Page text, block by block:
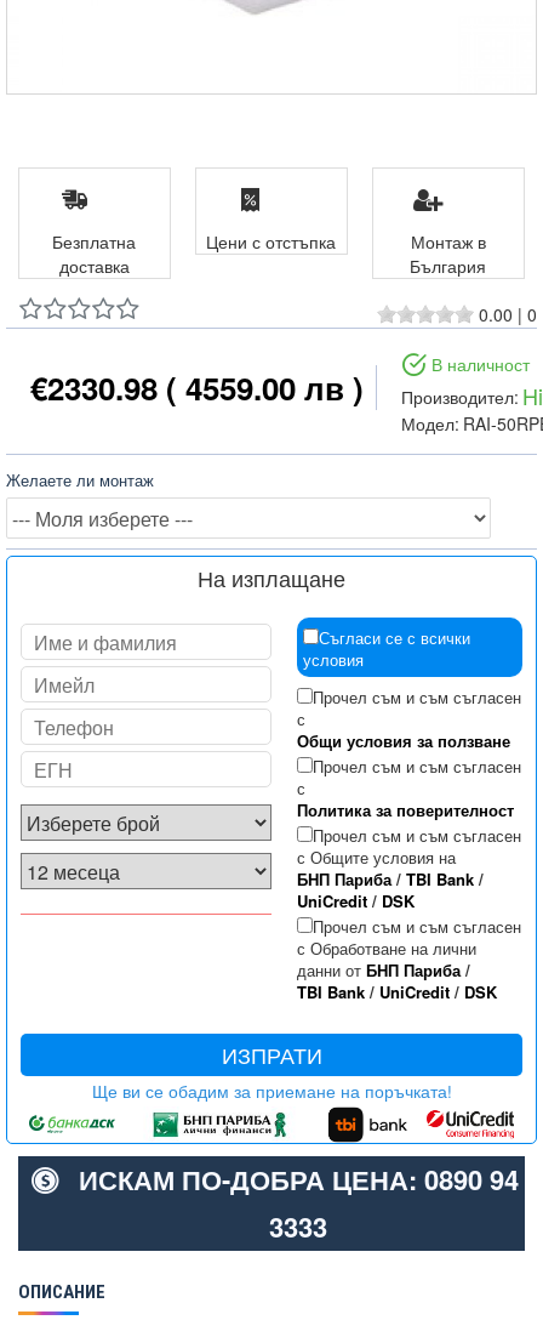
0.00 | 0
€2330.98 ( 4559.00 лв )
В наличност
Производител:
Модел: RAI-
Желаете ли монтаж
На изплащане
Съгласи се с всички
условия
Прочел съм и съм съгласен
с
Общи условия за ползване
Прочел съм и съм съгласен
с
Политика за поверителност
Прочел съм и съм съгласен
с Общите условия на
БНП Париба/ TBI Bank/
UniCredit/ DSK
Прочел съм и съм съгласен
с Обработване на лични
данни от БНП Париба/
TBI Bank/ UniCredit/ DSK
ИЗПРАТИ
Ще ви се обадим за приемане на поръчката!
Безплатна
доставка
Цени с отстъпка
Монтаж в
България
ИСКАМ ПО-ДОБРА ЦЕНА: 0890 94
3333
ОПИСАНИЕ